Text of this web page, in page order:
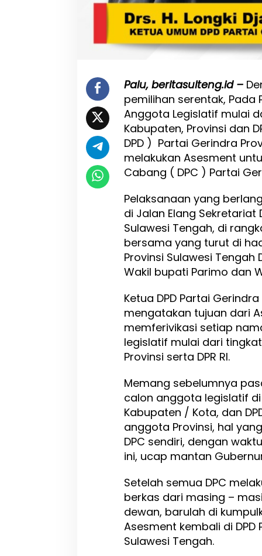
A
s
e
s
e
n
t
T
g
a
B
e
s
D
C
Palu, beritasulteng.id –
pemilihan serentak, Pada
Anggota Legislatif mulai
Kabupaten, Provinsi dan
DPD ) Partai Gerindra
melakukan Asesment
Cabang ( DPC ) Partai
Pelaksanaan yang
di Jalan Elang Sekretariat
Sulawesi Tengah, di
bersama yang turut di
Provinsi Sulawesi Tengah
Wakil bupati Parimo dan
Ketua DPD Partai
mengatakan tujuan dari
memferivikasi setiap
legislatif mulai dari tingkat
Provinsi serta DPR RI.
Memang sebelumnya
calon anggota legislatif
Kabupaten / Kota, dan
anggota Provinsi, hal
DPC sendiri, dengan
ini, ucap mantan
Setelah semua DPC
berkas dari masing –
dewan, barulah di
Asesment kembali di DPD
Sulawesi Tengah.